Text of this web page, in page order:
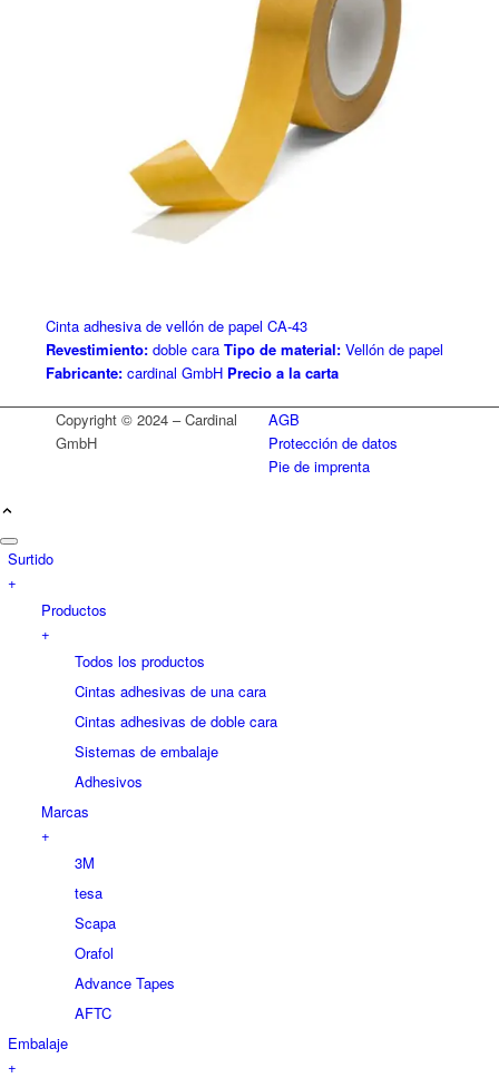
Cinta adhesiva de vellón de papel CA-43
Revestimiento:doble cara Tipo de material:Vellón de papel
Fabricante:cardinal GmbH Precio a la carta
Copyright © 2024 – Cardinal
GmbH
AGB
Protección de datos
Pie de imprenta
Surtido
+
Productos
+
Todos los productos
Cintas adhesivas de una cara
Cintas adhesivas de doble cara
Sistemas de embalaje
Adhesivos
Marcas
+
3M
tesa
Scapa
Orafol
Advance Tapes
AFTC
Embalaje
+